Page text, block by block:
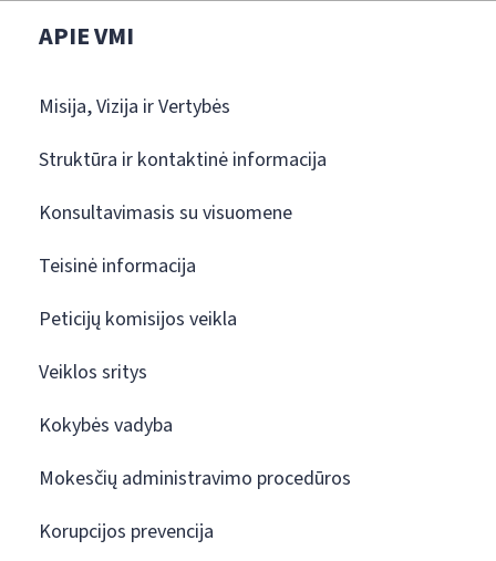
APIE VMI
Misija, Vizija ir Vertybės
Struktūra ir kontaktinė informacija
Konsultavimasis su visuomene
Teisinė informacija
Peticijų komisijos veikla
Veiklos sritys
Kokybės vadyba
Mokesčių administravimo procedūros
Korupcijos prevencija